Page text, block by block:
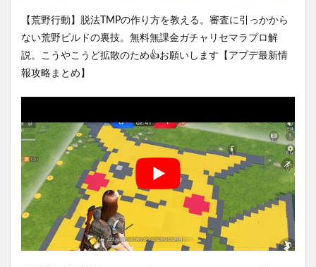
【荒野行動】脱法TMPの作り方を教える。審査に引っかから
ない荒野ビルドの裏技。無料無課金ガチャリセマラプロ解
説。こうやこうど拡散のため👍お願いします【アプデ最新情
報攻略まとめ】